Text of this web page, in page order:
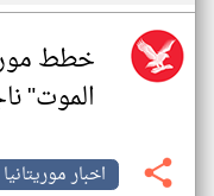
خطط
الموت"
اخبار موريتانيا